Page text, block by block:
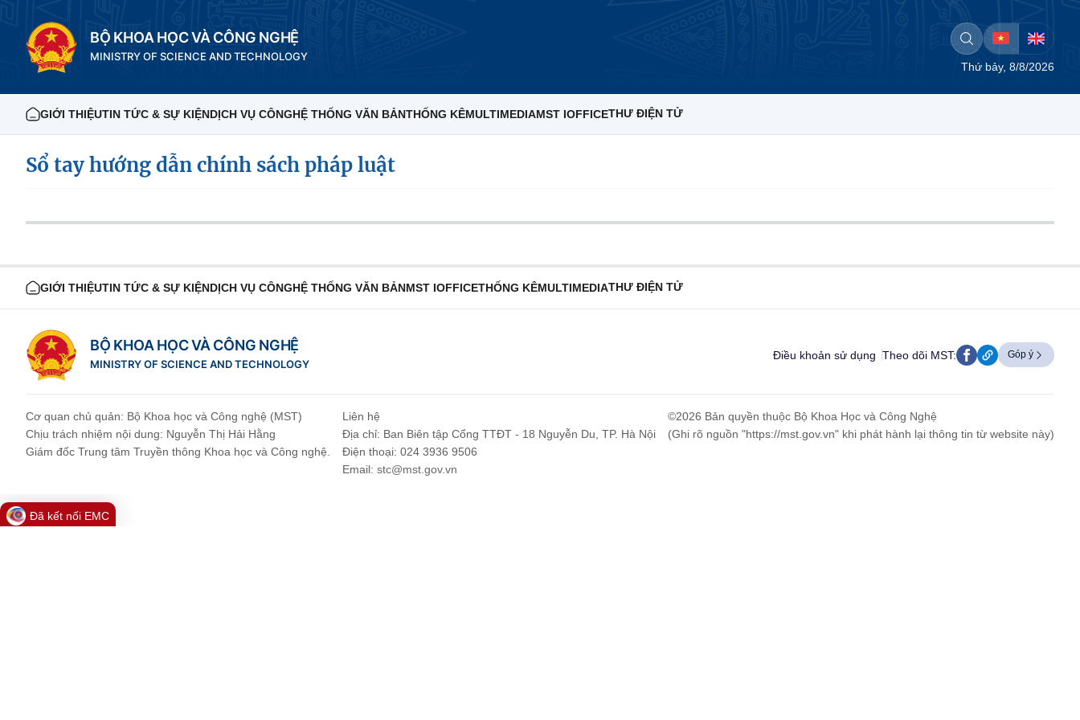
BỘ KHOA HỌC VÀ CÔNG NGHỆ
MINISTRY OF SCIENCE AND TECHNOLOGY
Thứ bảy, 8/8/2026
GIỚI THIỆUTIN TỨC & SỰ KIỆNDỊCH VỤ CÔNGHỆ THỐNG VĂN BẢNTHỐNG KÊMULTIMEDIAMST IOFFICETHƯ ĐIỆN TỬ
Sổ tay hướng dẫn chính sách pháp luật
GIỚI THIỆUTIN TỨC & SỰ KIỆNDỊCH VỤ CÔNGHỆ THỐNG VĂN BẢNMST IOFFICETHỐNG KÊMULTIMEDIATHƯ ĐIỆN TỬ
BỘ KHOA HỌC VÀ CÔNG NGHỆ
MINISTRY OF SCIENCE AND TECHNOLOGY
Điều khoản sử dụng Theo dõi MST: Góp ý
Cơ quan chủ quản: Bộ Khoa học và Công nghệ (MST)
Chịu trách nhiệm nội dung: Nguyễn Thị Hải Hằng
Giám đốc Trung tâm Truyền thông Khoa học và Công nghệ.
Liên hệ
Địa chỉ: Ban Biên tập Cổng TTĐT - 18 Nguyễn Du, TP. Hà Nội
Điện thoại: 024 3936 9506
Email: stc@mst.gov.vn
©2026 Bản quyền thuộc Bộ Khoa Học và Công Nghệ
(Ghi rõ nguồn "https://mst.gov.vn" khi phát hành lại thông tin từ website này)
Đã kết nối EMC